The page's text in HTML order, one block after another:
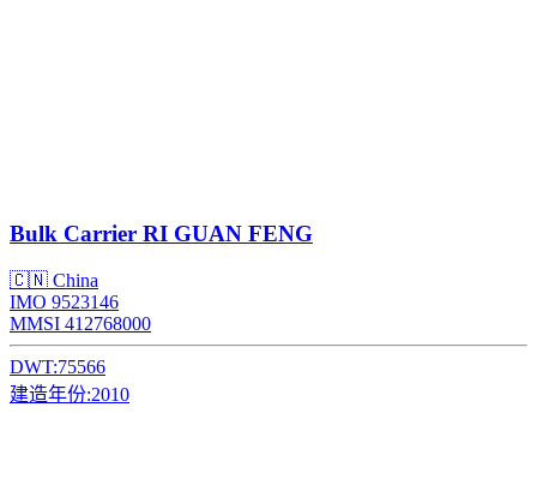
Bulk Carrier RI GUAN FENG
🇨🇳 China
IMO 9523146
MMSI 412768000
DWT:75566
建造年份:2010